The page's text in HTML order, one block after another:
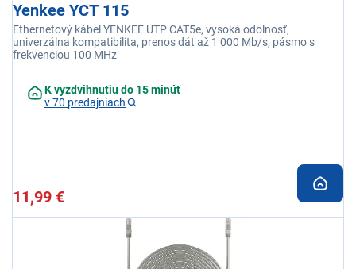
Yenkee YCT 115
Ethernetový kábel YENKEE UTP CAT5e, vysoká odolnosť,
univerzálna kompatibilita, prenos dát až 1 000 Mb/s, pásmo s
frekvenciou 100 MHz
K vyzdvihnutiu do 15 minút
v 70 predajniach
11,99 €